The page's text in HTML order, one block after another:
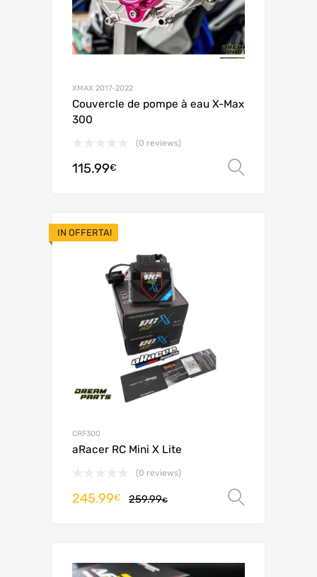
XMAX 2017-2022
Couvercle de pompe à eau X-Max
300
(0 reviews)
115.99€
IN OFFERTA!
CRF300
aRacer RC Mini X Lite
(0 reviews)
259.99€
245.99€